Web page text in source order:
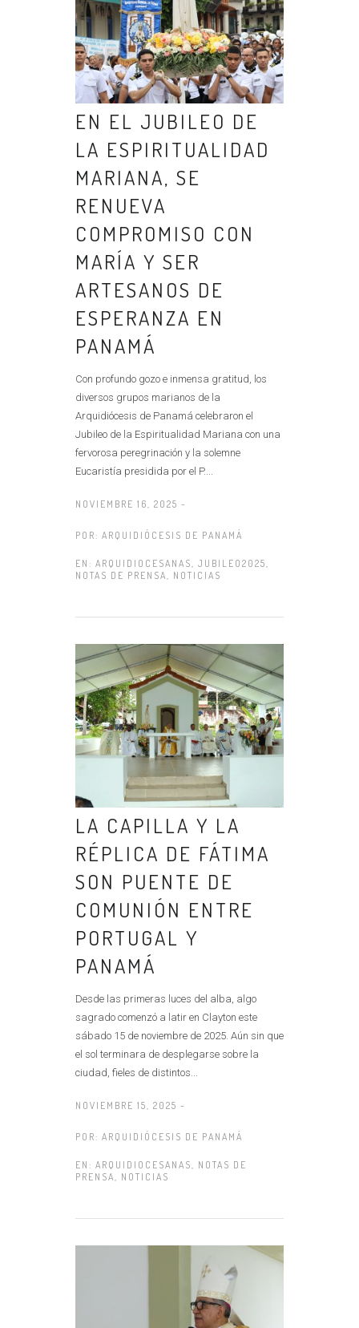
EN EL JUBILEO DE
LA ESPIRITUALIDAD
MARIANA, SE
RENUEVA
COMPROMISO CON
MARÍA Y SER
ARTESANOS DE
ESPERANZA EN
PANAMÁ
Con profundo gozo e inmensa gratitud, los
diversos grupos marianos de la
Arquidiócesis de Panamá celebraron el
Jubileo de la Espiritualidad Mariana con una
fervorosa peregrinación y la solemne
Eucaristía presidida por el P....
NOVIEMBRE 16, 2025 -
POR: ARQUIDIÓCESIS DE PANAMÁ
EN: ARQUIDIOCESANAS JUBILEO2025
NOTAS DE PRENSA
NOTICIAS
LA CAPILLA Y LA
RÉPLICA DE FÁTIMA
SON PUENTE DE
COMUNIÓN ENTRE
PORTUGAL Y
PANAMÁ
Desde las primeras luces del alba, algo
sagrado comenzó a latir en Clayton este
sábado 15 de noviembre de 2025. Aún sin que
el sol terminara de desplegarse sobre la
ciudad, fieles de distintos...
NOVIEMBRE 15, 2025 -
POR: ARQUIDIÓCESIS DE PANAMÁ
EN: ARQUIDIOCESANAS
NOTAS DE
PRENSA
NOTICIAS